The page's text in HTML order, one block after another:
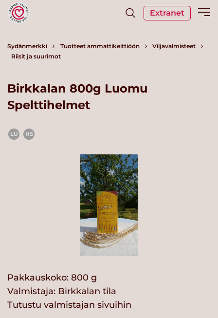
Extranet
Sydänmerkki Tuotteet ammattikeittiöön
Viljavalmisteet
Riisit ja suurimot
Birkkalan 800g Luomu
Spelttihelmet
LU HS
Pakkauskoko: 800 g
Valmistaja: Birkkalan tila
Tutustu valmistajan sivuihin